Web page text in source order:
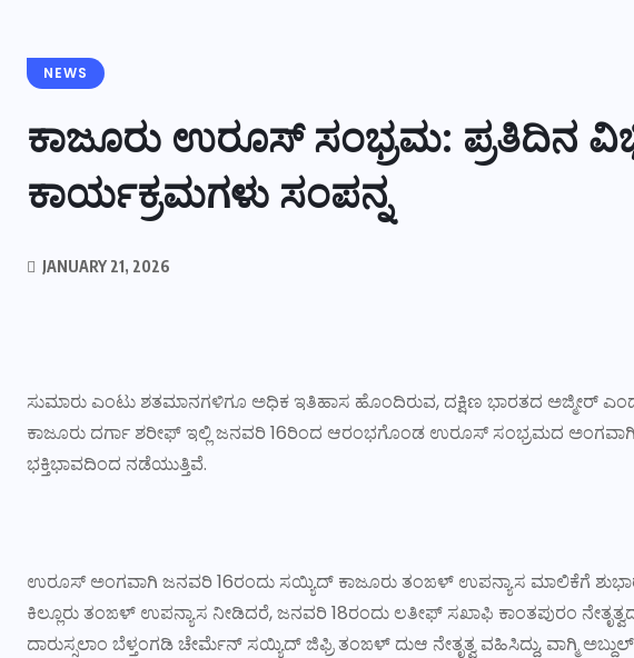
NEWS
ಕಾಜೂರು ಉರೂಸ್ ಸಂಭ್ರಮ: ಪ್ರತಿದಿನ
ಕಾರ್ಯಕ್ರಮಗಳು ಸಂಪನ್ನ
JANUARY 21, 2026
ಸುಮಾರು ಎಂಟು ಶತಮಾನಗಳಿಗೂ ಅಧಿಕ ಇತಿಹಾಸ ಹೊಂದಿರುವ, ದಕ್ಷಿಣ ಭಾರತದ ಅಜ್ಮೀರ್
ಕಾಜೂರು ದರ್ಗಾ ಶರೀಫ್ ಇಲ್ಲಿ ಜನವರಿ 16ರಿಂದ ಆರಂಭಗೊಂಡ ಉರೂಸ್ ಸಂಭ್ರಮದ
ಭಕ್ತಿಭಾವದಿಂದ ನಡೆಯುತ್ತಿವೆ.
ಉರೂಸ್ ಅಂಗವಾಗಿ ಜನವರಿ 16ರಂದು ಸಯ್ಯಿದ್ ಕಾಜೂರು ತಂಙಳ್ ಉಪನ್ಯಾಸ ಮಾಲಿಕೆಗೆ
ಕಿಲ್ಲೂರು ತಂಙಳ್ ಉಪನ್ಯಾಸ ನೀಡಿದರೆ, ಜನವರಿ 18ರಂದು ಲತೀಫ್ ಸಖಾಫಿ ಕಾಂತಪುರಂ
ದಾರುಸ್ಸಲಾಂ ಬೆಳ್ತಂಗಡಿ ಚೇರ್ಮೆನ್ ಸಯ್ಯಿದ್ ಜಿಫ್ರಿ ತಂಙಳ್ ದುಆ ನೇತೃತ್ವ ವಹಿಸಿದ್ದು, ವಾಗ್ಮಿ